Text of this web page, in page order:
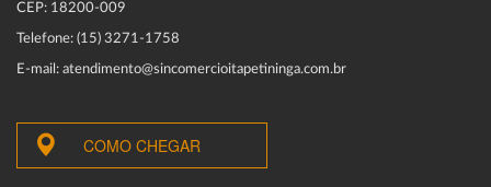
CEP: 18200-009
Telefone: (15) 3271-1758
E-mail: atendimento@sincomercioitapetininga.com.br
COMO CHEGAR